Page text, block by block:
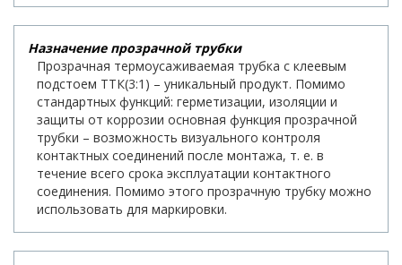
Назначение прозрачной трубки
Прозрачная термоусаживаемая трубка с клеевым
подстоем ТТК(3:1) – уникальный продукт. Помимо
стандартных функций: герметизации, изоляции и
защиты от коррозии основная функция прозрачной
трубки – возможность визуального контроля
контактных соединений после монтажа, т. е. в
течение всего срока эксплуатации контактного
соединения. Помимо этого прозрачную трубку можно
использовать для маркировки.